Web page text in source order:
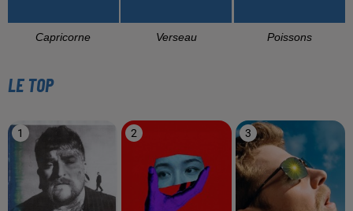
Capricorne Verseau Poissons
LE TOP
1 2 3